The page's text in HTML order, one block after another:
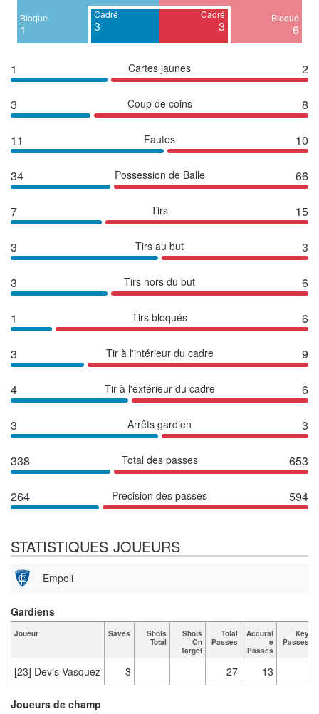
Bloqué
1
Cadré
3
Cadré
3
Bloqué
6
1 Cartes jaunes 2
3 Coup de coins 8
11 Fautes 10
34 Possession de Balle 66
7 Tirs 15
3 Tirs au but 3
3 Tirs hors du but 6
1 Tirs bloqués 6
3 Tir à l'intérieur du cadre 9
4 Tir à l'extérieur du cadre 6
3 Arrêts gardien 3
338 Total des passes 653
264 Précision des passes 594
STATISTIQUES JOUEURS
Empoli
Joueur Saves
Shots
Total
Shots
On
Target
Total
Passes
Accurat
e
Passes
Key
Passes
[23] Devis Vasquez 3 27 13
Gardiens
Joueurs de champ